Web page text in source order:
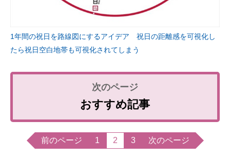
1年間の祝日を路線図にするアイデア 祝日の距離感を可視化し
たら祝日空白地帯も可視化されてしまう
おすすめ記事
前のページ 1 2 3 次のページ